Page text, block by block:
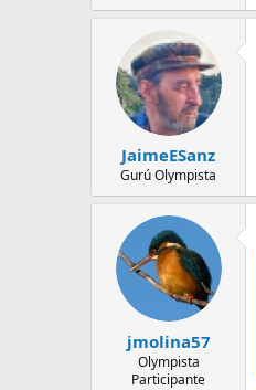
JaimeESanz
Gurú Olympista
jmolina57
Olympista
Participante